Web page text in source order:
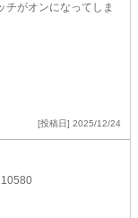
がオンになってしま
[投稿日] 2025/12/24